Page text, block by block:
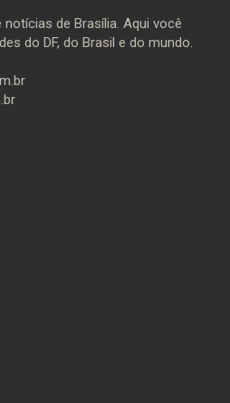
de Brasília. Aqui você
do DF, do Brasil e do mundo.